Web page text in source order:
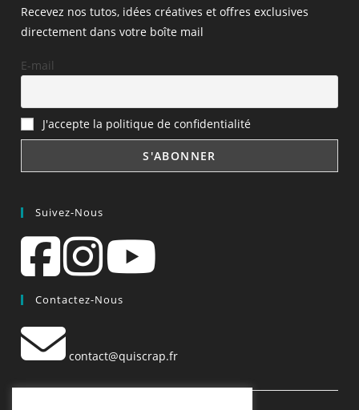
Recevez nos tutos, idées créatives et offres exclusives
directement dans votre boîte mail
E-mail
J'accepte la politique de confidentialité
Suivez-Nous
Contactez-Nous
contact@quiscrap.fr